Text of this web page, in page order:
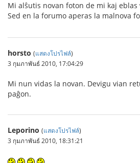
Mi alŝutis novan foton de mi kaj
Sed en la forumo aperas la malnova
horsto (แสดงโปรไฟล์)
3 กุมภาพันธ์ 2010, 17:04:29
Mi nun vidas la novan. Devigu vian
paĝon.
Leporino (แสดงโปรไฟล์)
3 กุมภาพันธ์ 2010, 18:31:21